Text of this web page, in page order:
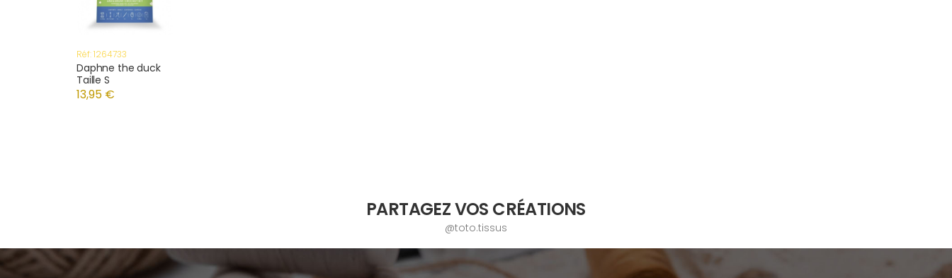
Réf: 1264733
Daphne the duck
Taille S
13,95 €
PARTAGEZ VOS CRÉATIONS
@toto.tissus